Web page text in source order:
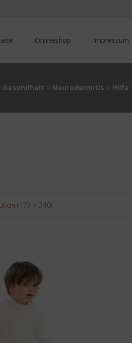
Onlineshop Impressum
Gesundheit > Neurodermitis > Hilfe
(173 × 340)